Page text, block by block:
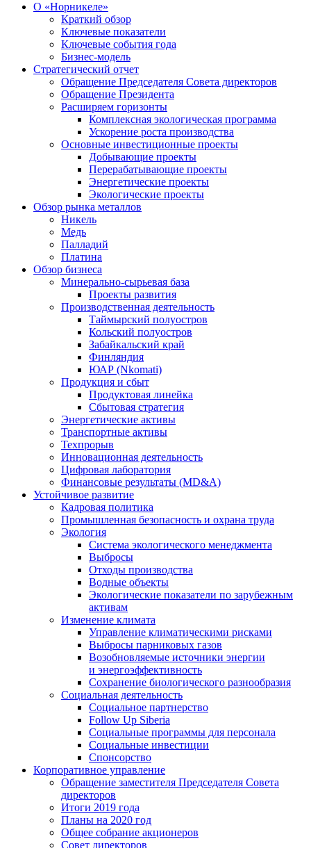
О «Норникеле»
Краткий обзор
Ключевые показатели
Ключевые события года
Бизнес-модель
Стратегический отчет
Обращение Председателя Совета директоров
Обращение Президента
Расширяем горизонты
Комплексная экологическая программа
Ускорение роста производства
Основные инвестиционные проекты
Добывающие проекты
Перерабатывающие проекты
Энергетические проекты
Экологические проекты
Обзор рынка металлов
Никель
Медь
Палладий
Платина
Обзор бизнеса
Минерально-сырьевая база
Проекты развития
Производственная деятельность
Таймырский полуостров
Кольский полуостров
Забайкальский край
Финляндия
ЮАР (Nkomati)
Продукция и сбыт
Продуктовая линейка
Сбытовая стратегия
Энергетические активы
Транспортные активы
Техпрорыв
Инновационная деятельность
Цифровая лаборатория
Финансовые результаты (MD&A)
Устойчивое развитие
Кадровая политика
Промышленная безопасность и охрана труда
Экология
Система экологического менеджмента
Выбросы
Отходы производства
Водные объекты
Экологические показатели по зарубежным
активам
Изменение климата
Управление климатическими рисками
Выбросы парниковых газов
Возобновляемые источники энергии
и энергоэффективность
Сохранение биологического разнообразия
Социальная деятельность
Социальное партнерство
Follow Up Siberia
Социальные программы для персонала
Социальные инвестиции
Спонсорство
Корпоративное управление
Обращение заместителя Председателя Совета
директоров
Итоги 2019 года
Планы на 2020 год
Общее собрание акционеров
Совет директоров